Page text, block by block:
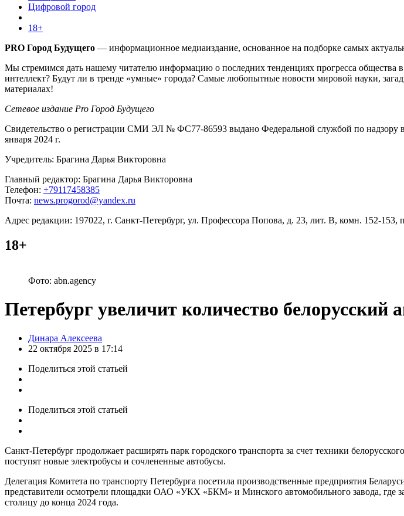
Цифровой город
18+
PRO Город Будущего — информационное медиаиздание, основанное на подборке самых
Мы стремимся дать нашему читателю информацию о последних тенденциях прогресса общества
интеллект? Будут ли в тренде «умные» города? Самые любопытные новости мировой науки,
материалах!
Сетевое издание Pro Город Будущего
Свидетельство о регистрации СМИ ЭЛ № ФС77-86593 выдано Федеральной службой по надзору
января 2024 г.
Учредитель: Брагина Дарья Викторовна
Главный редактор: Брагина Дарья Викторовна
Телефон: +79117458385
Почта: news.progorod@yandex.ru
Адрес редакции: 197022, г. Санкт-Петербург, ул. Профессора Попова, д. 23, лит. В, комн. 152-
18+
Фото: abn.agency
Петербург увеличит количество белорусский
Posted
by
Динара Алексеева
22 октября 2025 в 17:14
Поделиться этой статьей
Поделиться этой статьей
Санкт-Петербург продолжает расширять парк городского транспорта за счет техники
поступят новые электробусы и сочлененные автобусы.
Делегация Комитета по транспорту Петербурга посетила производственные предприятия
представители осмотрели площадки ОАО «УКХ «БКМ» и Минского автомобильного завода, где
столицу до конца 2024 года.